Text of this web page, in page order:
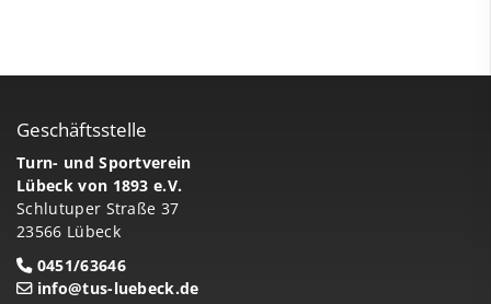
Geschäftsstelle
Turn- und Sportverein
Lübeck von 1893 e.V.
Schlutuper Straße 37
23566 Lübeck
0451/63646
info@tus-luebeck.de